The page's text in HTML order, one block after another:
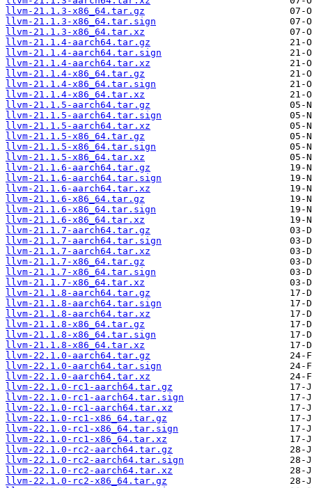
llvm-21.1.3-x86_64.tar.gz
llvm-21.1.3-x86_64.tar.sign
llvm-21.1.3-x86_64.tar.xz
llvm-21.1.4-aarch64.tar.gz
llvm-21.1.4-aarch64.tar.sign
llvm-21.1.4-aarch64.tar.xz
llvm-21.1.4-x86_64.tar.gz
llvm-21.1.4-x86_64.tar.sign
llvm-21.1.4-x86_64.tar.xz
llvm-21.1.5-aarch64.tar.gz
llvm-21.1.5-aarch64.tar.sign
llvm-21.1.5-aarch64.tar.xz
llvm-21.1.5-x86_64.tar.gz
llvm-21.1.5-x86_64.tar.sign
llvm-21.1.5-x86_64.tar.xz
llvm-21.1.6-aarch64.tar.gz
llvm-21.1.6-aarch64.tar.sign
llvm-21.1.6-aarch64.tar.xz
llvm-21.1.6-x86_64.tar.gz
llvm-21.1.6-x86_64.tar.sign
llvm-21.1.6-x86_64.tar.xz
llvm-21.1.7-aarch64.tar.gz
llvm-21.1.7-aarch64.tar.sign
llvm-21.1.7-aarch64.tar.xz
llvm-21.1.7-x86_64.tar.gz
llvm-21.1.7-x86_64.tar.sign
llvm-21.1.7-x86_64.tar.xz
llvm-21.1.8-aarch64.tar.gz
llvm-21.1.8-aarch64.tar.sign
llvm-21.1.8-aarch64.tar.xz
llvm-21.1.8-x86_64.tar.gz
llvm-21.1.8-x86_64.tar.sign
llvm-21.1.8-x86_64.tar.xz
llvm-22.1.0-aarch64.tar.gz
llvm-22.1.0-aarch64.tar.sign
llvm-22.1.0-aarch64.tar.xz
llvm-22.1.0-rc1-aarch64.tar.gz
llvm-22.1.0-rc1-aarch64.tar.sign
llvm-22.1.0-rc1-aarch64.tar.xz
llvm-22.1.0-rc1-x86_64.tar.gz
llvm-22.1.0-rc1-x86_64.tar.sign
llvm-22.1.0-rc1-x86_64.tar.xz
llvm-22.1.0-rc2-aarch64.tar.gz
llvm-22.1.0-rc2-aarch64.tar.sign
llvm-22.1.0-rc2-aarch64.tar.xz
llvm-22.1.0-rc2-x86_64.tar.gz